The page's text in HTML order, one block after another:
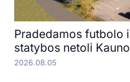
Pradedamos futbolo
statybos netoli
2026.08.05